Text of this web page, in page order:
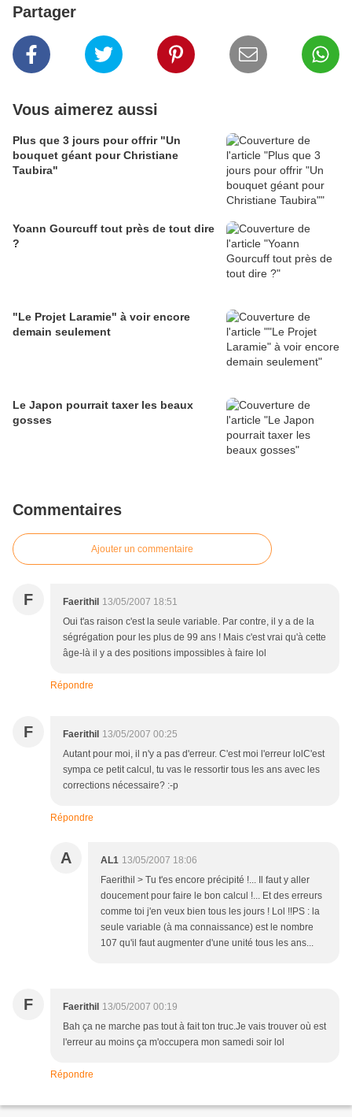
Partager
Vous aimerez aussi
Plus que 3 jours pour offrir "Un
bouquet géant pour Christiane
Taubira"
Yoann Gourcuff tout près de tout dire
?
"Le Projet Laramie" à voir encore
demain seulement
Le Japon pourrait taxer les beaux
gosses
Commentaires
Ajouter un commentaire
F Faerithil 13/05/2007 18:51
Oui t'as raison c'est la seule variable. Par contre, il y a de la
ségrégation pour les plus de 99 ans ! Mais c'est vrai qu'à cette
âge-là il y a des positions impossibles à faire lol
Répondre
F Faerithil 13/05/2007 00:25
Autant pour moi, il n'y a pas d'erreur. C'est moi l'erreur lolC'est
sympa ce petit calcul, tu vas le ressortir tous les ans avec les
corrections nécessaire? :-p
Répondre
A AL1 13/05/2007 18:06
Faerithil > Tu t'es encore précipité !... Il faut y aller
doucement pour faire le bon calcul !... Et des erreurs
comme toi j'en veux bien tous les jours ! Lol !!PS : la
seule variable (à ma connaissance) est le nombre
107 qu'il faut augmenter d'une unité tous les ans...
F Faerithil 13/05/2007 00:19
Bah ça ne marche pas tout à fait ton truc.Je vais trouver où est
l'erreur au moins ça m'occupera mon samedi soir lol
Répondre